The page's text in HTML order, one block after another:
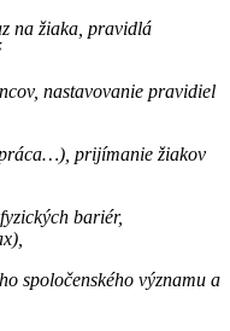
na žiaka, pravidlá
nastavovanie pravidiel
prijímanie žiakov
bariér,
spoločenského významu a